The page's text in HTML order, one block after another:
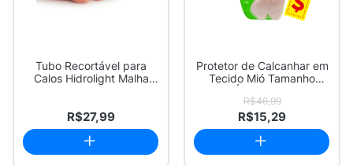
Tubo Recortável para
Calos Hidrolight Malha
R$27,99
Protetor de Calcanhar em
Tecido Mió Tamanho
Único 1 Par
R$46,99
R$15,29